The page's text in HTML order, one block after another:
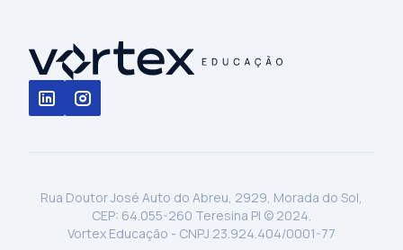
Rua Doutor José Auto do Abreu, 2929, Morada do Sol,
CEP: 64.055-260 Teresina PI © 2024.
Vortex Educação - CNPJ 23.924.404/0001-77